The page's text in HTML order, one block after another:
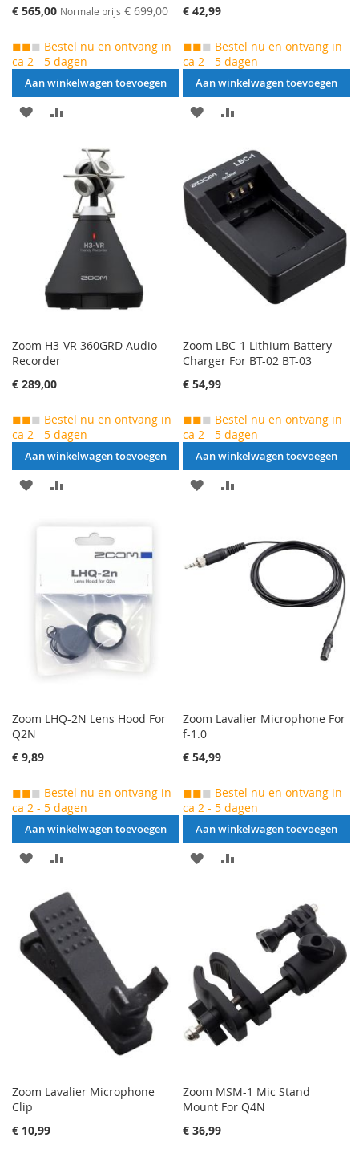
Speciale
€ 565,00 Normale prijs € 699,00
◼◼◼ Bestel nu en ontvang in
ca 2 - 5 dagen
Aan winkelwagen toevoegen
AAN
TOEVOEGEN
OM
TE
VERGELIJKEN
€ 42,99
◼◼◼ Bestel nu en ontvang in
ca 2 - 5 dagen
Aan winkelwagen toevoegen
AAN
TOEVOEGEN
OM
TE
VERGELIJKEN
Zoom H3-VR 360GRD Audio
Recorder
€ 289,00
◼◼◼ Bestel nu en ontvang in
ca 2 - 5 dagen
Aan winkelwagen toevoegen
AAN
TOEVOEGEN
OM
TE
VERGELIJKEN
Zoom LBC-1 Lithium Battery
Charger For BT-02 BT-03
€ 54,99
◼◼◼ Bestel nu en ontvang in
ca 2 - 5 dagen
Aan winkelwagen toevoegen
AAN
TOEVOEGEN
OM
VERGELIJKEN
Zoom LHQ-2N Lens Hood For
Q2N
€ 9,89
◼◼◼ Bestel nu en ontvang in
ca 2 - 5 dagen
Aan winkelwagen toevoegen
AAN
TOEVOEGEN
OM
TE
VERGELIJKEN
Zoom Lavalier Microphone For
f-1.0
€ 54,99
◼◼◼ Bestel nu en ontvang in
ca 2 - 5 dagen
Aan winkelwagen toevoegen
AAN
VERGELIJKEN
Zoom Lavalier Microphone
Clip
€ 10,99
Zoom MSM-1 Mic Stand
Mount For Q4N
€ 36,99